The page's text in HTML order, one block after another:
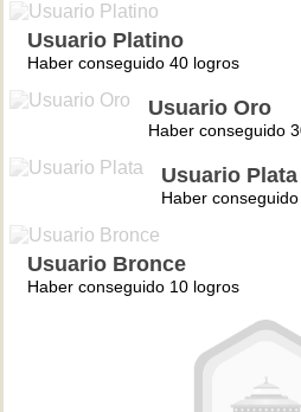
Usuario Platino
Haber conseguido 40 logros
Usuario Oro
Haber conseguido
Usuario Plata
Haber
Usuario Bronce
Haber conseguido 10 logros